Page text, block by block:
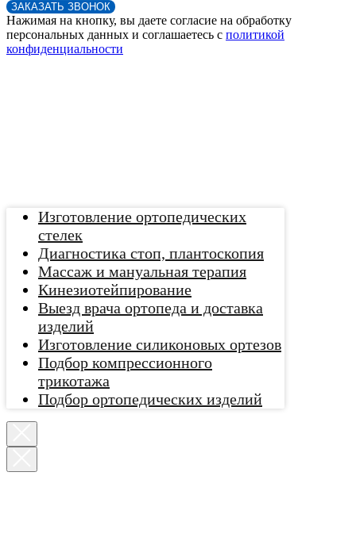
ЗАКАЗАТЬ ЗВОНОК
Нажимая на кнопку, вы даете согласие на обработку
персональных данных и соглашаетесь c политикой
конфиденциальности
Изготовление ортопедических
стелек
Диагностика стоп, плантоскопия
Массаж и мануальная терапия
Кинезиотейпирование
Выезд врача ортопеда и доставка
изделий
Изготовление силиконовых ортезов
Подбор компрессионного
трикотажа
Подбор ортопедических изделий